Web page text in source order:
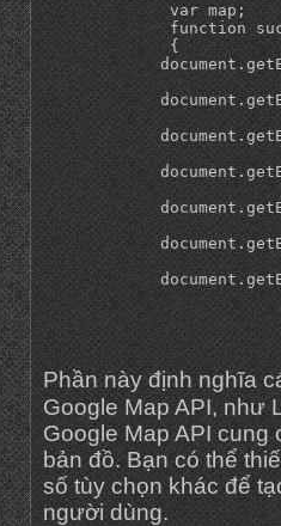
	     var map;
	     function success(position)
	     {
			     position.coords.accuracy;
			     position.coords.aktitude;
			     position.coords.altitudeAccuracy;
			     position.coords.heading;
			     position.coords.latitude;
			     position.coords.longitude;
Phần này định nghĩa
Google Map API, như
Google Map API cung
bản đồ. Bạn có thể
số tùy chọn khác để
người dùng.